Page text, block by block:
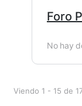
Foro
No hay
Viendo 1 - 15 de